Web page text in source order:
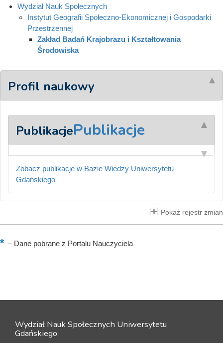
Wydział Nauk Społecznych
Instytut Geografii Społeczno-Ekonomicznej i Gospodarki
Przestrzennej
Zakład Badań Krajobrazu i Kształtowania
Środowiska
Profil naukowy
PublikacjePublikacje
Zobacz publikacje w Bazie Wiedzy Uniwersytetu
Gdańskiego
Pokaż rejestr zmian
–Dane pobrane z Portalu Nauczyciela
Wydział Nauk Społecznych Uniwersytetu
Gdańskiego